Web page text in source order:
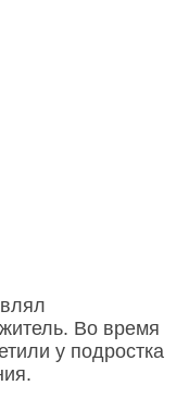
Во время
у подростка